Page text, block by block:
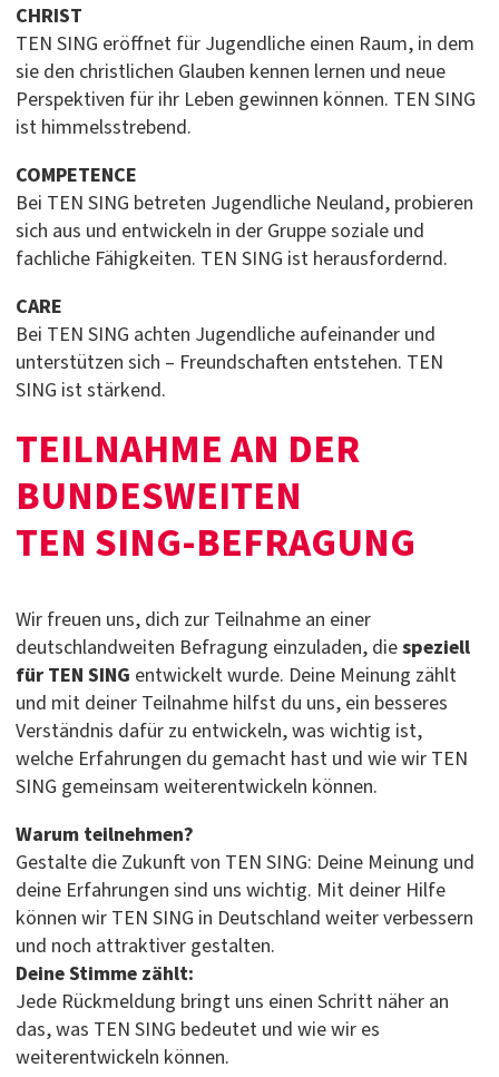
CHRIST
TEN SING eröffnet für Jugendliche einen Raum, in dem
sie den christlichen Glauben kennen lernen und neue
Perspektiven für ihr Leben gewinnen können. TEN SING
ist himmelsstrebend.
COMPETENCE
Bei TEN SING betreten Jugendliche Neuland, probieren
sich aus und entwickeln in der Gruppe soziale und
fachliche Fähigkeiten. TEN SING ist herausfordernd.
CARE
Bei TEN SING achten Jugendliche aufeinander und
unterstützen sich – Freundschaften entstehen. TEN
SING ist stärkend.
TEILNAHME AN DER
BUNDESWEITEN
TEN SING-BEFRAGUNG
Wir freuen uns, dich zur Teilnahme an einer
deutschlandweiten Befragung einzuladen, diespeziell
für TEN SING entwickelt wurde. Deine Meinung zählt
und mit deiner Teilnahme hilfst du uns, ein besseres
Verständnis dafür zu entwickeln, was wichtig ist,
welche Erfahrungen du gemacht hast und wie wir TEN
SING gemeinsam weiterentwickeln können.
Warum teilnehmen?
Gestalte die Zukunft von TEN SING: Deine Meinung und
deine Erfahrungen sind uns wichtig. Mit deiner Hilfe
können wir TEN SING in Deutschland weiter verbessern
und noch attraktiver gestalten.
Deine Stimme zählt:
Jede Rückmeldung bringt uns einen Schritt näher an
das, was TEN SING bedeutet und wie wir es
weiterentwickeln können.